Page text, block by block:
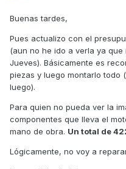
Buenas tardes,
Pues actualizo con el
(aun no he ido a verla ya
Jueves). Básicamente es
piezas y luego montarlo todo
luego).
Para quien no pueda ver la
componentes que lleva el
mano de obra. Un total de
Lógicamente, no voy a